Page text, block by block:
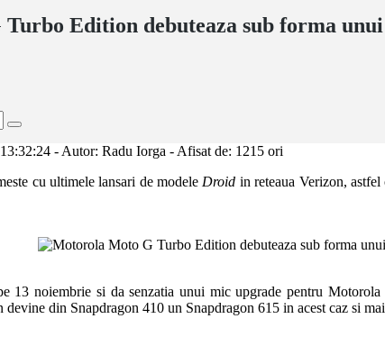
Edition debuteaza sub forma
- Autor: Radu Iorga - Afisat de: 1215 ori
cu ultimele lansari de modele Droid in reteaua Verizon,
13 noiembrie si da senzatia unui mic upgrade pentru
din Snapdragon 410 un Snapdragon 615 in acest caz si